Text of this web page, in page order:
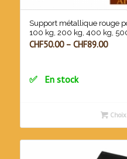
Support métallique rouge
100 kg, 200 kg, 400 kg,
CHF50.00– CHF89.00
En stock